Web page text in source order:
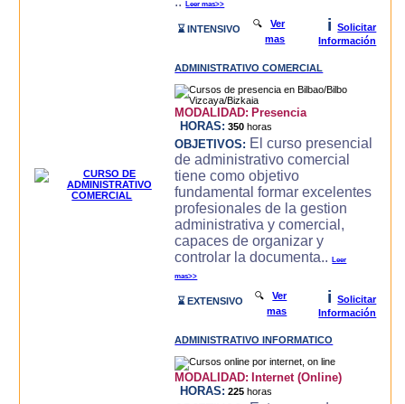
Leer mas>>
⌛ INTENSIVO 🔍Ver
mas
i
Solicitar
Información
ADMINISTRATIVO COMERCIAL
MODALIDAD: Presencia
HORAS: 350 horas
OBJETIVOS: El curso presencial
de administrativo comercial
tiene como objetivo
fundamental formar excelentes
profesionales de la gestion
administrativa y comercial,
capaces de organizar y
controlar la documenta..Leer
mas>>
⌛ EXTENSIVO 🔍Ver
mas
i
Solicitar
Información
ADMINISTRATIVO INFORMATICO
MODALIDAD: Internet (Online)
HORAS: 225 horas